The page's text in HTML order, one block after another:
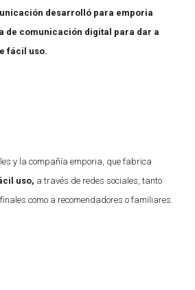
desarrolló para emporia
de comunicación digital para dar a
fácil uso.
y la compañía emporia, que fabrica
uso, a través de redes sociales, tanto
como a recomendadores o familiares.